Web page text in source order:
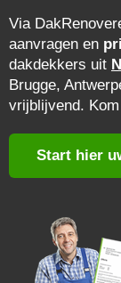
Via
aanvragen en
dakdekkers uit
Brugge,
vrijblijvend.
Start hier